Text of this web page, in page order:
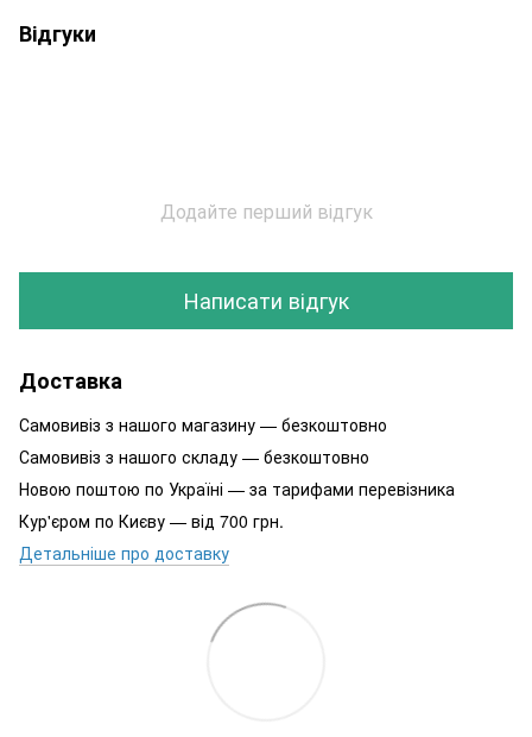
Відгуки
Додайте перший відгук
Написати відгук
Доставка
Самовивіз з нашого магазину — безкоштовно
Самовивіз з нашого складу — безкоштовно
Новою поштою по Україні — за тарифами перевізника
Кур'єром по Києву — від 700 грн.
Детальніше про доставку